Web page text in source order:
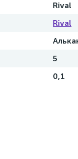
Rival
Rival
5
0,1